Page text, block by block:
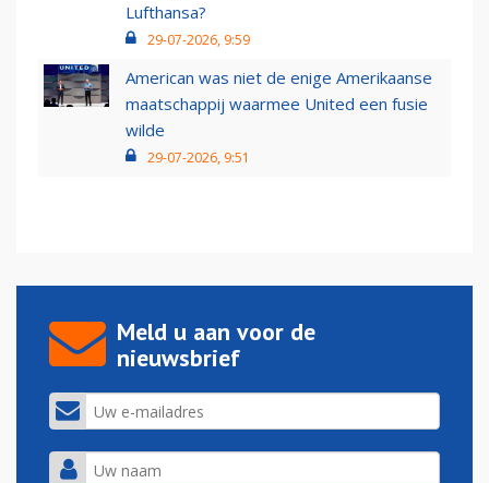
Lufthansa?
29-07-2026, 9:59
American was niet de enige Amerikaanse
maatschappij waarmee United een fusie
wilde
29-07-2026, 9:51
Meld u aan voor de
nieuwsbrief